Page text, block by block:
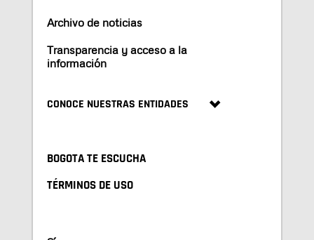
Archivo de noticias
Transparencia y acceso a la
información
CONOCE NUESTRAS ENTIDADES
BOGOTA TE ESCUCHA
TÉRMINOS DE USO